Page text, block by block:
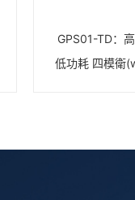
GPS01-TD：
低功耗 四模衛